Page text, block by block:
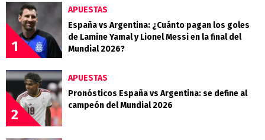
1
APUESTAS
España vs Argentina: ¿Cuánto pagan los goles
de Lamine Yamal y Lionel Messi en la final del
Mundial 2026?
2
APUESTAS
Pronósticos España vs Argentina: se define al
campeón del Mundial 2026